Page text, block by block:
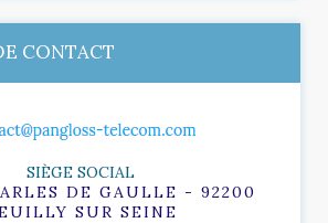
CONTACT
SIÈGE SOCIAL
DE GAULLE - 92200
SUR SEINE